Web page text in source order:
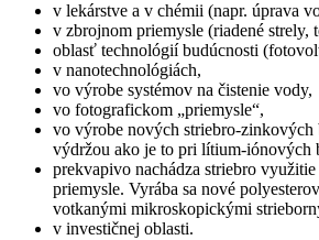
v lekárstve a v chémii (napr. úprava
v zbrojnom priemysle (riadené strely,
oblasť technológií budúcnosti
v nanotechnológiách,
vo výrobe systémov na čistenie vody,
vo fotografickom „priemysle“,
vo výrobe nových striebro-zinkových
výdržou ako je to pri lítium-iónových
prekvapivo nachádza striebro
priemysle. Vyrába sa nové
votkanými mikroskopickými
v investičnej oblasti.